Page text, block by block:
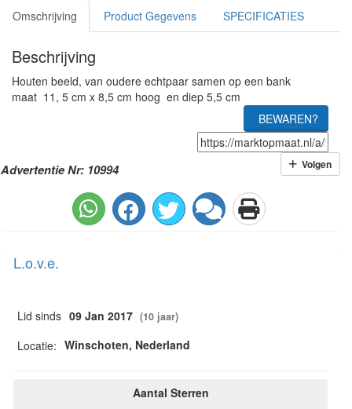
Omschrijving Product Gegevens SPECIFICATIES
Beschrijving
Houten beeld, van oudere echtpaar samen op een bank
maat 11, 5 cm x 8,5 cm hoog en diep 5,5 cm
BEWAREN?
Advertentie Nr: 10994 Volgen
L.o.v.e.
Lid sinds 09 Jan 2017 (10 jaar)
Locatie: Winschoten, Nederland
Aantal Sterren